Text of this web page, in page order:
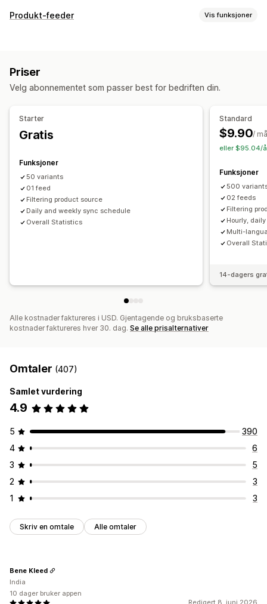
Administrering av oppføring
Oppføringsanalyse
Synkronisering av lagerbeholdning
Tilpassede regler
Produkt-feeder Vis funksjoner
Egendefinerte skjemaer
Tilpassede regler Videresalgstagger Lokale feeds
Planlagt synkronisering
Målspesifikke feeds
Hastighetsoptimalisering
Priser
Velg abonnementet som passer best for bedriften din.
️️Starter
Gratis
Funksjoner
50 variants
01 feed
Filtering product source
Daily and weekly sync schedule
Overall Statistics
Standard
$9.90/
eller $95.04/
Funksjoner
500
02 feeds
Filtering
Hourly,
Multi-
Overall
14-dagers
Alle kostnader faktureres i USD. Gjentagende og bruksbaserte
kostnader faktureres hver 30. dag. Se alle prisalternativer
Omtaler (407)
Samlet vurdering
4.9
5
390
4
6
3
5
2
3
1
3
Skriv en omtale Alle omtaler
Bene Kleed
India
10 dager bruker appen